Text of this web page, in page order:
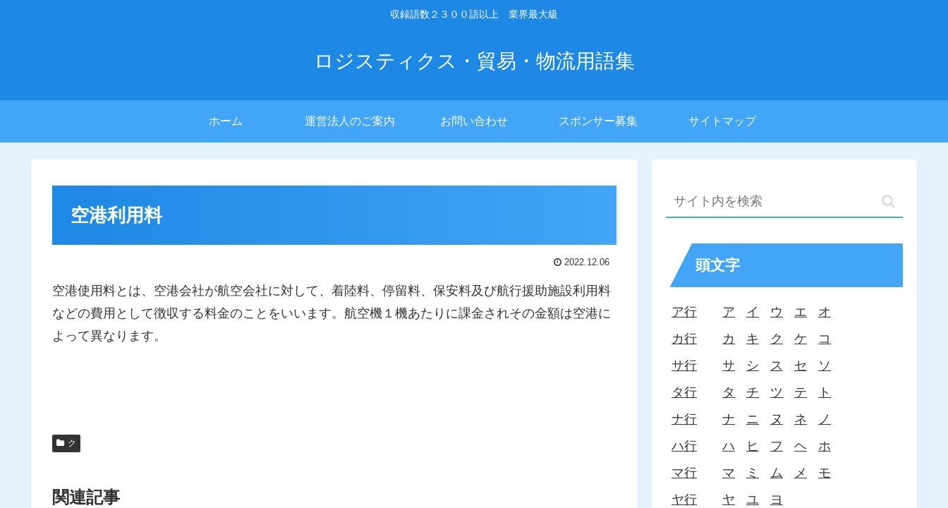
収録語数２３００語以上 業界最大級
ロジスティクス・貿易・物流用語集
ホーム 運営法人のご案内 お問い合わせ スポンサー募集 サイトマップ
空港利用料
2022.12.06
空港使用料とは、空港会社が航空会社に対して、着陸料、停留料、保安料及び航行援助施設利用料
などの費用として徴収する料金のことをいいます。航空機１機あたりに課金されその金額は空港に
よって異なります。
ク
関連記事
頭文字
ア行 ア イ ウ エ
オ
カ行
カ キ ク ケ
コ
サ行
サ シ ス セ
ソ
タ行
タ チ ツ テ
ト
ナ行
ナ ニ ヌ ネ
ノ
ハ行
ハ ヒ フ ヘ
ホ
マ行
マ ミ ム メ
モ
ヤ行
ヤ ユ
ヨ